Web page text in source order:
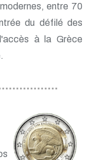
entre 70
du défilé des
à la Grèce